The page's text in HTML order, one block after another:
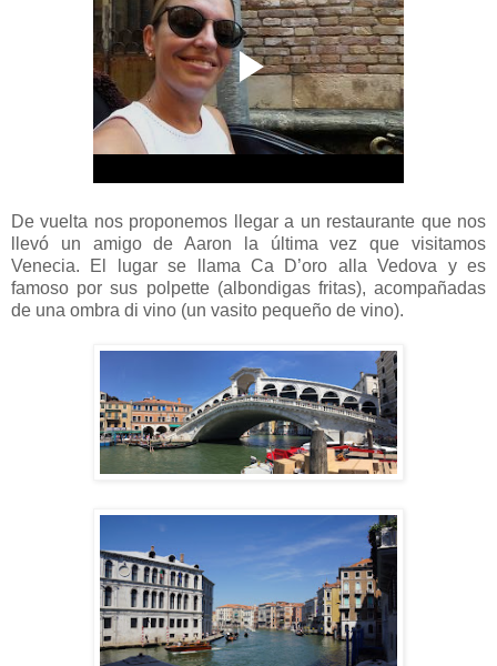
De vuelta nos proponemos llegar a un restaurante que nos
llevó un amigo de Aaron la última vez que visitamos
Venecia. El lugar se llama Ca D’oro alla Vedova y es
famoso por sus polpette (albondigas fritas), acompañadas
de una ombra di vino (un vasito pequeño de vino).